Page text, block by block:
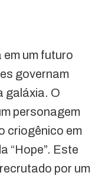
em um futuro
governam
galáxia. O
personagem
criogênico em
“Hope”. Este
por um